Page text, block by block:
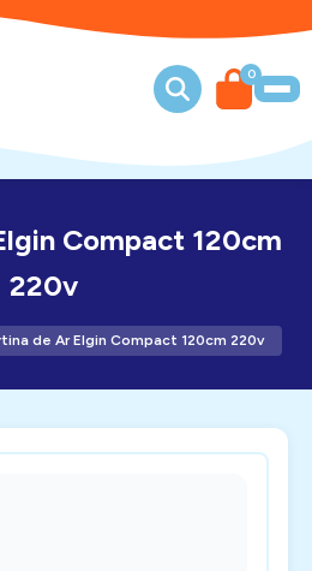
0
Compact 120cm
220v
de Ar Elgin Compact 120cm 220v